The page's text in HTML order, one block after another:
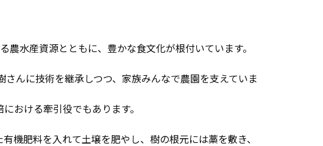
水産資源とともに、豊かな食文化が根付いています。
んに技術を継承しつつ、家族みんなで農園を支えていま
おける牽引役でもあります。
機肥料を入れて土壌を肥やし、樹の根元には藁を敷き、